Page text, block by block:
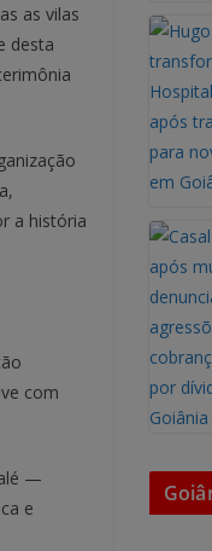
as vilas
desta
a história
com
—
e